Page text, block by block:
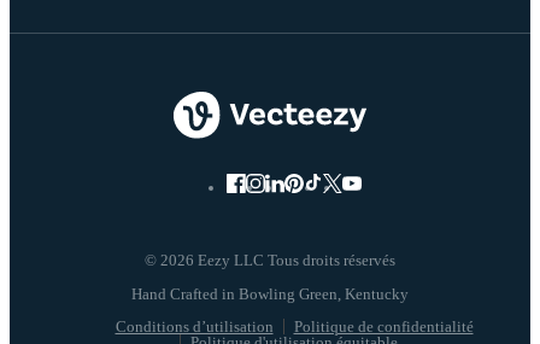
© 2026 Eezy LLC Tous droits réservés
Conditions d’utilisation
Politique de confidentialité